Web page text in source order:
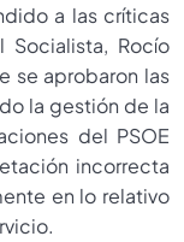
a las críticas
Rocío
se aprobaron las
la gestión de la
del PSOE
incorrecta
en lo relativo